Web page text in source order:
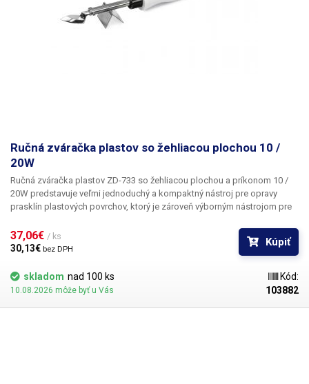
Ručná zváračka plastov so žehliacou plochou 10 /
20W
Ručná zváračka plastov ZD-733 so žehliacou plochou a príkonom 10 /
20W predstavuje veľmi jednoduchý a kompaktný nástroj pre opravy
prasklín plastových povrchov, ktorý je zároveň výborným nástrojom pre
Hrot v tvare "malej žehličky" z hladkej nerezovej ocele slúži k
zažehľovaniu, taveniu a oprave plastových dielov a povrchov z
najrôznejších plastových materiálov či syntetických vlákien, ľahko
opravíte praskliny v plastoch či ľahko zarovnáte otery a nerovnosti na 3D
modeloch z ABS, PLA, PET apod. Vďaka malým rozmerom sa so
žehliacou plochou dostanete i do zle dostupných miest a rohov. So
žehličkou je možné tiež pohodlne taviť klasické tyčinky do tavnej pištole
37,06€ / ks
30,13€ bez DPH
Kúpiť
skladom nad 100 ks
10.08.2026 môže byť u Vás
Kód:
103882